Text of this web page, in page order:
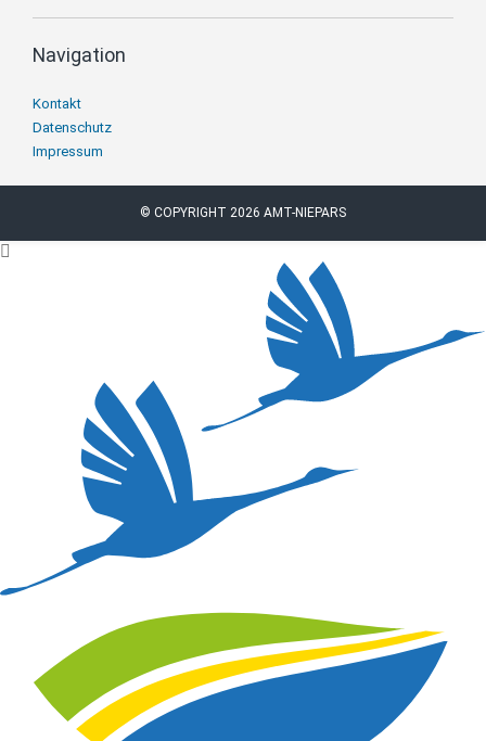
Navigation
Navigation
überspringen
Kontakt
Datenschutz
Impressum
© COPYRIGHT 2026 AMT-NIEPARS